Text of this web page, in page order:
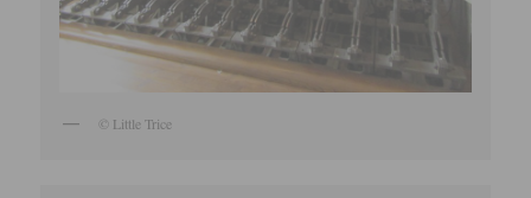
© Little Trice